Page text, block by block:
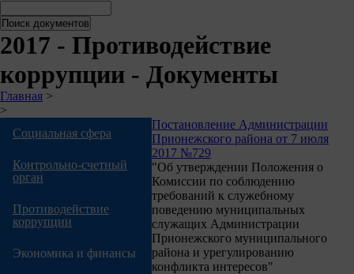
Поиск
документов
документов
2017 - Противодействие
коррупции - Документы
Строка
навигации
Главная >
>
Социальная сфера
Контрольно-счетный
орган
Противодействие
коррупции
Экономика и финансы
Постановление Администрации
Прионежского района от 7 июля
2017 №729
"Об утверждении Положения о
Комиссии по соблюдению
требований к служебному
поведению муниципальных
служащих Администрации
Прионежского муниципального
района и урегулированию
конфликта интересов"